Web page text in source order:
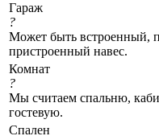
Гараж
?
Может быть встроенный,
пристроенный навес.
Комнат
?
Мы считаем спальню,
гостевую.
Спален